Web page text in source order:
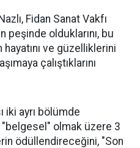
Fidan Sanat Vakfı
peşinde olduklarını, bu
ve güzelliklerini
çalıştıklarını
iki ayrı bölümde
olmak üzere 3
ödüllendireceğini, "Son